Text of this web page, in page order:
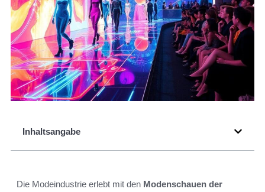
Inhaltsangabe
Die Modeindustrie erlebt mit den Modenschauen der